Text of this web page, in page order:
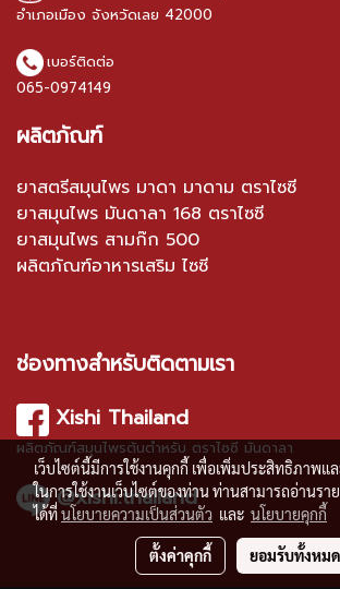
อำเภอเมือง จังหวัดเลย 42000
เบอร์ติดต่อ
065-0974149
ผลิตภัณฑ์
ยาสตรีสมุนไพร มาดา มาดาม ตราไซซี
ยาสมุนไพร มันดาลา 168 ตราไซซี
ยาสมุนไพร สามก๊ก 500
ผลิตภัณฑ์อาหารเสริม ไซซี
ช่องทางสำหรับติดตามเรา
Xishi Thailand
ผลิตภัณฑ์สมุนไพรต้นตำหรับ ตราไซซี มันดาลา
@xishi.thailand
เว็บไซต์นี้มีการใช้งานคุกกี้ เพื่อเพิ่มประสิทธิภาพ
ในการใช้งานเว็บไซต์ของท่าน ท่านสามารถอ่านรา
ได้ที่นโยบายความเป็นส่วนตัว และ นโยบายคุกกี้
ตั้งค่าคุกกี้ ยอมรับทั้งหมด